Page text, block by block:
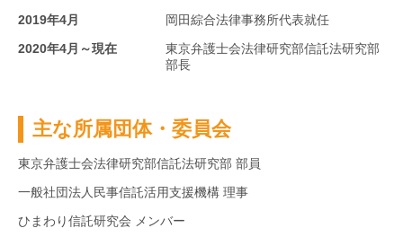
2019年4月
岡田綜合法律事務所代表就任
2020年4月～現在
東京弁護士会法律研究部信託法研究部
部長
主な所属団体・委員会
東京弁護士会法律研究部信託法研究部 部員
一般社団法人民事信託活用支援機構 理事
ひまわり信託研究会 メンバー